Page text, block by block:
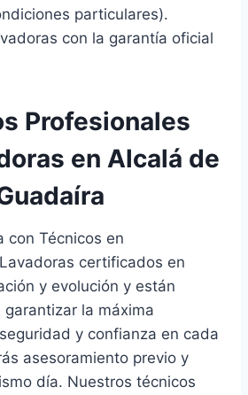
particulares).
con la garantía oficial
Profesionales
en Alcalá de
con Técnicos en
certificados en
y evolución y están
la máxima
y confianza en cada
asesoramiento previo y
día. Nuestros técnicos